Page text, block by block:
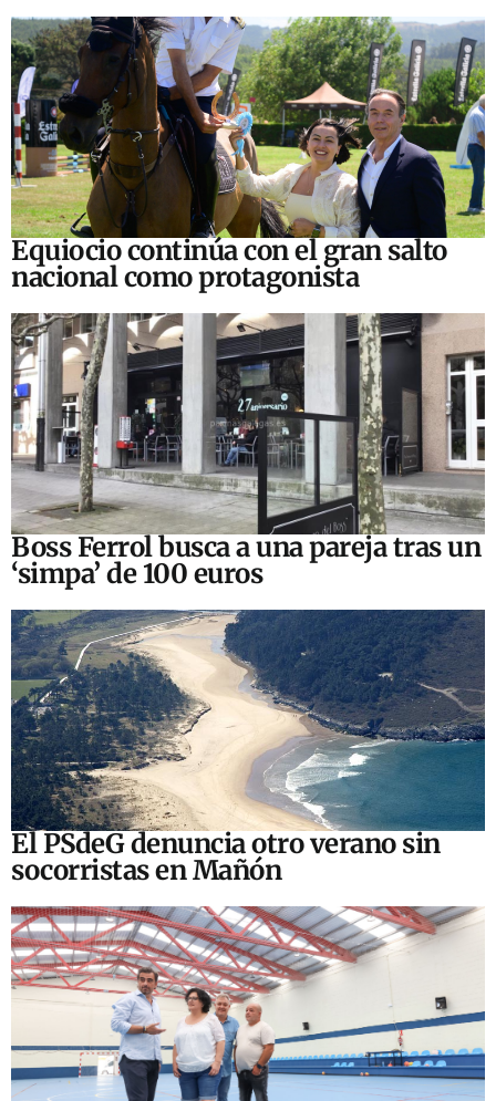
Equiocio continúa con el gran salto
nacional como protagonista
Boss Ferrol busca a una pareja tras un
‘simpa’ de 100 euros
El PSdeG denuncia otro verano sin
socorristas en Mañón